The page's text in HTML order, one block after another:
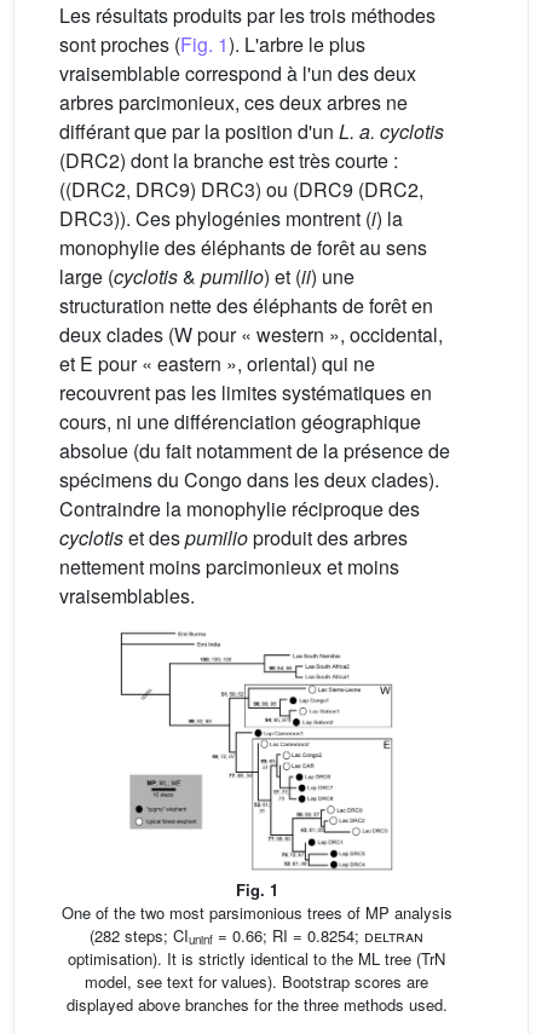
Les résultats produits par les trois méthodes
sont proches (Fig. 1). L'arbre le plus
vraisemblable correspond à l'un des deux
arbres parcimonieux, ces deux arbres ne
différant que par la position d'un L. a. cyclotis
(DRC2) dont la branche est très courte :
((DRC2, DRC9) DRC3) ou (DRC9 (DRC2,
DRC3)). Ces phylogénies montrent (i) la
monophylie des éléphants de forêt au sens
large (cyclotis& pumilio) et (ii) une
structuration nette des éléphants de forêt en
deux clades (W pour « western », occidental,
et E pour « eastern », oriental) qui ne
recouvrent pas les limites systématiques en
cours, ni une différenciation géographique
absolue (du fait notamment de la présence de
spécimens du Congo dans les deux clades).
Contraindre la monophylie réciproque des
cyclotiset despumilioproduit des arbres
nettement moins parcimonieux et moins
vraisemblables.
Fig. 1
One of the two most parsimonious trees of MP analysis
(282 steps; CIuninf = 0.66; RI = 0.8254; deltran
optimisation). It is strictly identical to the ML tree (TrN
model, see text for values). Bootstrap scores are
displayed above branches for the three methods used.